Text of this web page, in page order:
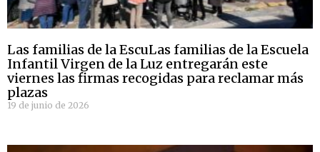
Las familias de la EscuLas familias de la Escuela
Infantil Virgen de la Luz entregarán este
viernes las firmas recogidas para reclamar más
plazas
19 de junio de 2026